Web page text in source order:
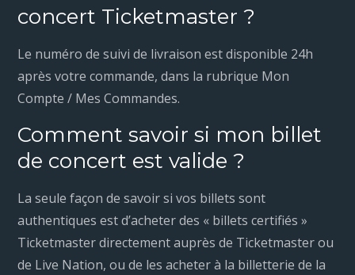
concert Ticketmaster ?
Le numéro de suivi de livraison est disponible 24h
après votre commande, dans la rubrique Mon
Compte / Mes Commandes.
Comment savoir si mon billet
de concert est valide ?
La seule façon de savoir si vos billets sont
authentiques est d’acheter des « billets certifiés »
Ticketmaster directement auprès de Ticketmaster ou
de Live Nation, ou de les acheter à la billetterie de la